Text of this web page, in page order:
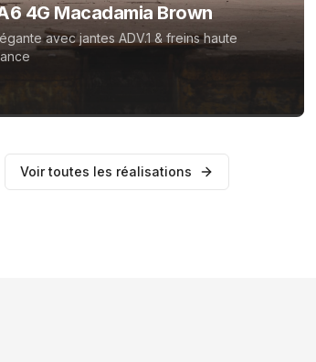
4G Macadamia Brown
avec jantes ADV.1 & freins haute
Voir toutes les réalisations